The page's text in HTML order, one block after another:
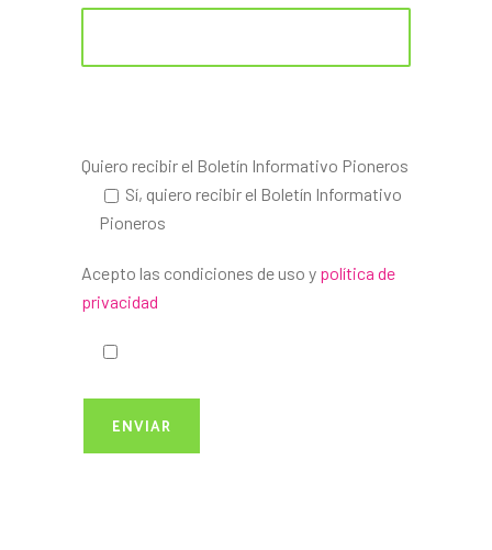
Quiero recibir el Boletín Informativo Pioneros
Sí, quiero recibir el Boletín Informativo
Pioneros
Acepto las condiciones de uso y política de
privacidad